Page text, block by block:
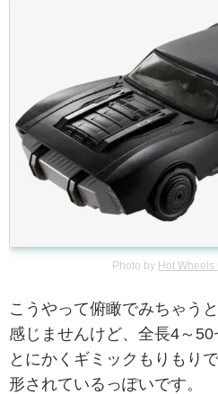
Photo by Hot Wheels
こうやって俯瞰でみちゃう
感じませんけど、全長4～50
とにかくギミックもりもり
形されているっぽいです。